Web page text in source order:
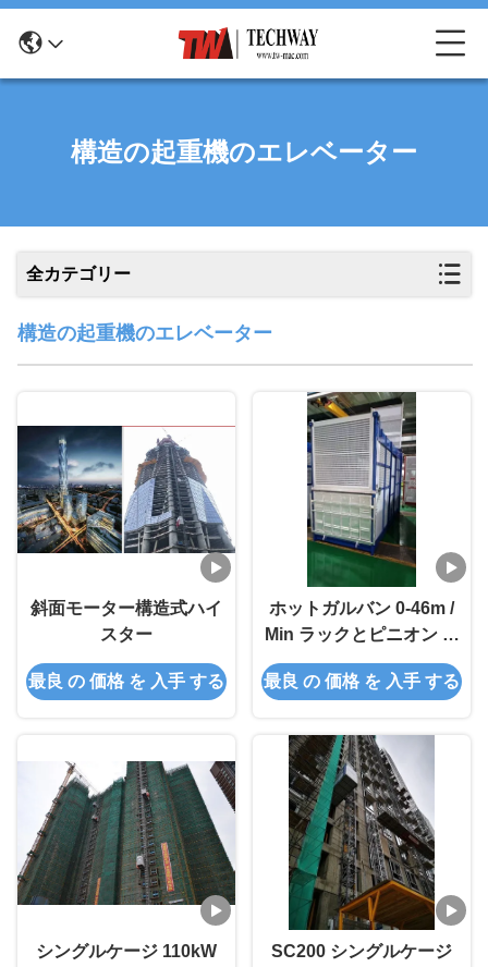
構造の起重機のエレベーター
全カテゴリー
構造の起重機のエレベーター
斜面モーター構造式ハイ
スター
最良 の 価格 を 入手 する
ホットガルバン 0-46m /
Min ラックとピニオン 乗
客のための建築吊り パー
ソナライズされた色
最良 の 価格 を 入手 する
シングルケージ 110kW
SC200 シングルケージ